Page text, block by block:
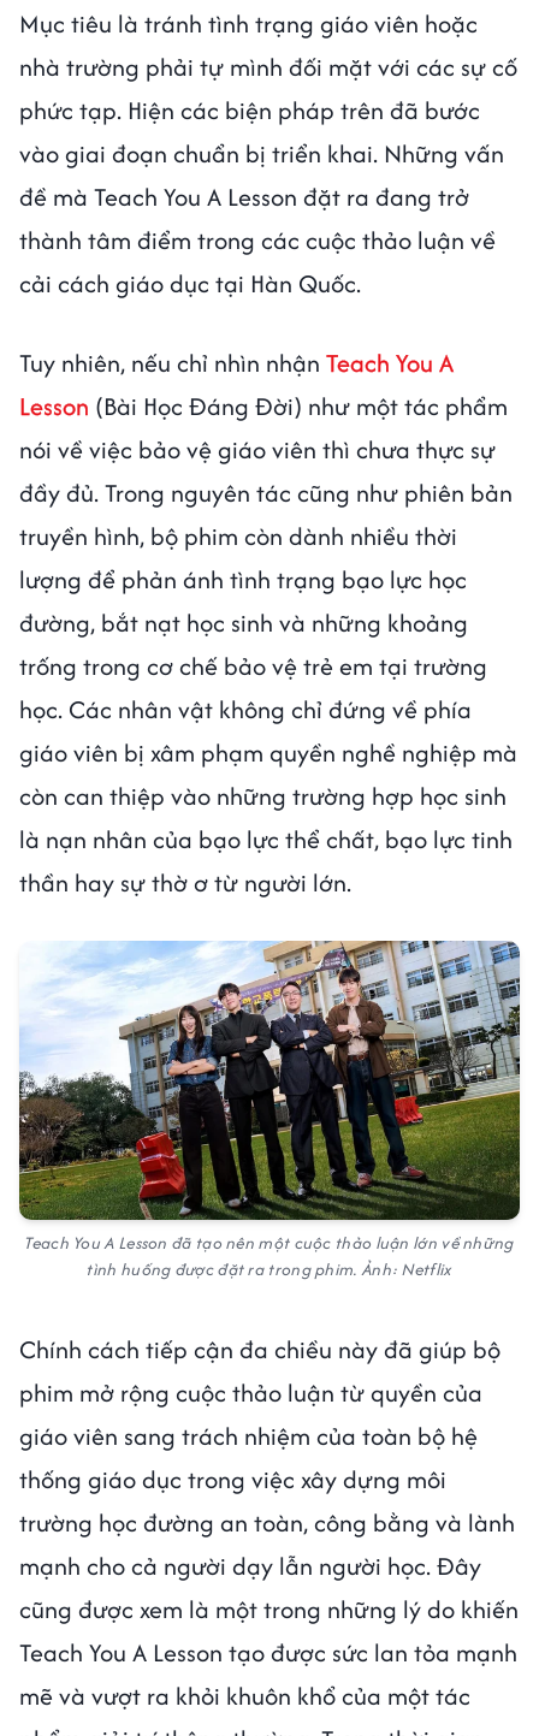
Mục tiêu là tránh tình trạng giáo viên hoặc
nhà trường phải tự mình đối mặt với các sự cố
phức tạp. Hiện các biện pháp trên đã bước
vào giai đoạn chuẩn bị triển khai. Những vấn
đề mà Teach You A Lesson đặt ra đang trở
thành tâm điểm trong các cuộc thảo luận về
cải cách giáo dục tại Hàn Quốc.
Tuy nhiên, nếu chỉ nhìn nhận Teach You A
Lesson (Bài Học Đáng Đời) như một tác phẩm
nói về việc bảo vệ giáo viên thì chưa thực sự
đầy đủ. Trong nguyên tác cũng như phiên bản
truyền hình, bộ phim còn dành nhiều thời
lượng để phản ánh tình trạng bạo lực học
đường, bắt nạt học sinh và những khoảng
trống trong cơ chế bảo vệ trẻ em tại trường
học. Các nhân vật không chỉ đứng về phía
giáo viên bị xâm phạm quyền nghề nghiệp mà
còn can thiệp vào những trường hợp học sinh
là nạn nhân của bạo lực thể chất, bạo lực tinh
thần hay sự thờ ơ từ người lớn.
Teach You A Lesson đã tạo nên một cuộc thảo luận lớn về những
tình huống được đặt ra trong phim. Ảnh: Netflix
Chính cách tiếp cận đa chiều này đã giúp bộ
phim mở rộng cuộc thảo luận từ quyền của
giáo viên sang trách nhiệm của toàn bộ hệ
thống giáo dục trong việc xây dựng môi
trường học đường an toàn, công bằng và lành
mạnh cho cả người dạy lẫn người học. Đây
cũng được xem là một trong những lý do khiến
Teach You A Lesson tạo được sức lan tỏa mạnh
mẽ và vượt ra khỏi khuôn khổ của một tác